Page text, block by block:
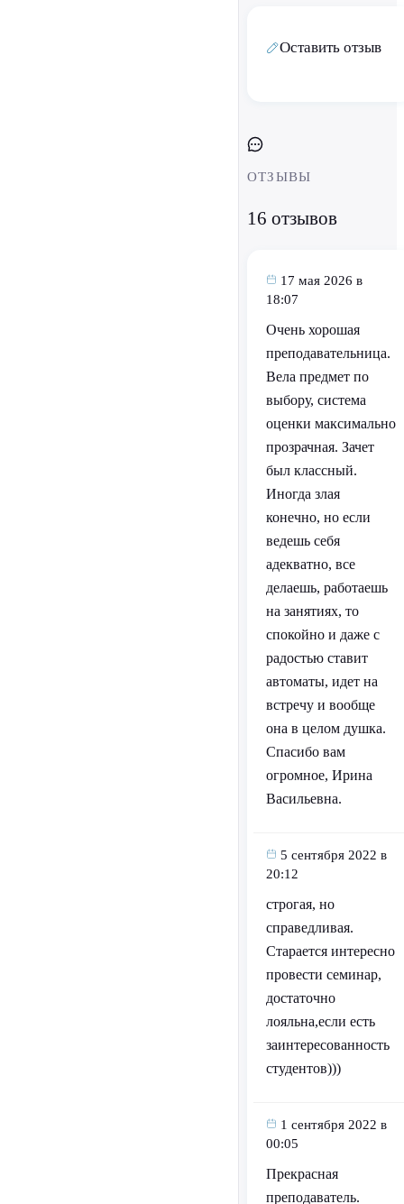
Оставить отзыв
ОТЗЫВЫ
16 отзывов
17 мая 2026 в
18:07
Очень хорошая
преподавательница.
Вела предмет по
выбору, система
оценки максимально
прозрачная. Зачет
был классный.
Иногда злая
конечно, но если
ведешь себя
адекватно, все
делаешь, работаешь
на занятиях, то
спокойно и даже с
радостью ставит
автоматы, идет на
встречу и вообще
она в целом душка.
Спасибо вам
огромное, Ирина
Васильевна.
5 сентября 2022 в
20:12
строгая, но
справедливая.
Старается интересно
провести семинар,
достаточно
лояльна,если есть
заинтересованность
студентов)))
1 сентября 2022 в
00:05
Прекрасная
преподаватель.